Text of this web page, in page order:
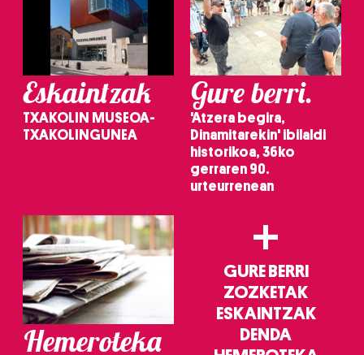
Eskaintzak
TXAKOLIN MUSEOA-
TXAKOLINGUNEA
Gure berri.
'Atzera begira,
Dinamitarekin' ibilaldi
historikoa, 36ko
gerraren 90.
urteurrenean
Hemeroteka
+
GURE BERRI
ZOZKETAK
ESKAINTZAK
DENDA